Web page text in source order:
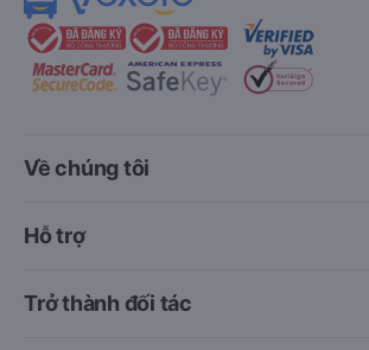
Về chúng tôi
Hỗ trợ
Trở thành đối tác